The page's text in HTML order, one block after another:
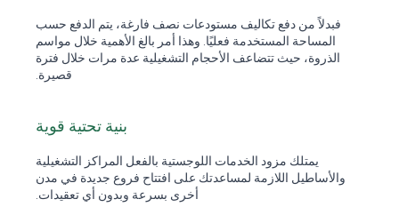
فبدلاً من دفع تكاليف مستودعات نصف فارغة، يتم الدفع حسب
المساحة المستخدمة فعليًا. وهذا أمر بالغ الأهمية خلال مواسم
الذروة، حيث تتضاعف الأحجام التشغيلية عدة مرات خلال فترة
قصيرة.
بنية تحتية قوية
يمتلك مزود الخدمات اللوجستية بالفعل المراكز التشغيلية
والأساطيل اللازمة لمساعدتك على افتتاح فروع جديدة في مدن
أخرى بسرعة وبدون أي تعقيدات.